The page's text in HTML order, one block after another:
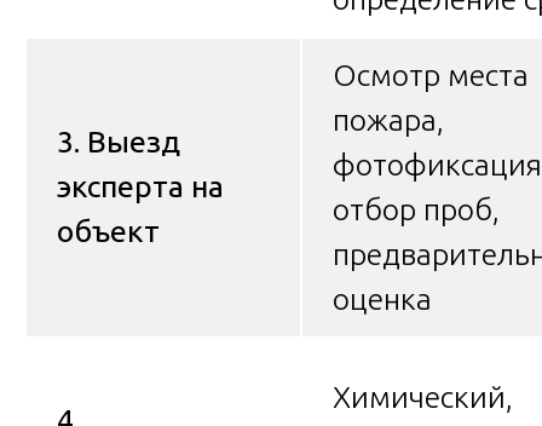
3. Выезд
эксперта на
объект
Осмотр места
пожара,
отбор проб,
оценка
Химический,